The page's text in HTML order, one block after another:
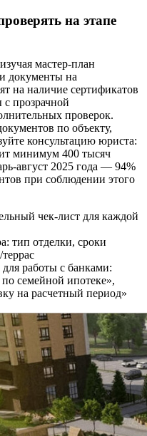
на этапе
мастер-план
документы на
на наличие сертификатов
прозрачной
проверок.
по объекту,
консультацию юриста:
минимум 400 тысяч
август 2025 года — 94%
при соблюдении этого
чек-лист для каждой
тип отделки, сроки
работы с банками:
семейной ипотеке»,
на расчетный период»